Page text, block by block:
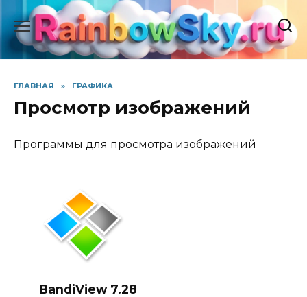
Перейти
содержанию
ГЛАВНАЯ » ГРАФИКА
Просмотр изображений
Программы для просмотра изображений
BandiView 7.28